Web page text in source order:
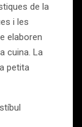
de la
i les
elaboren
cuina. La
petita